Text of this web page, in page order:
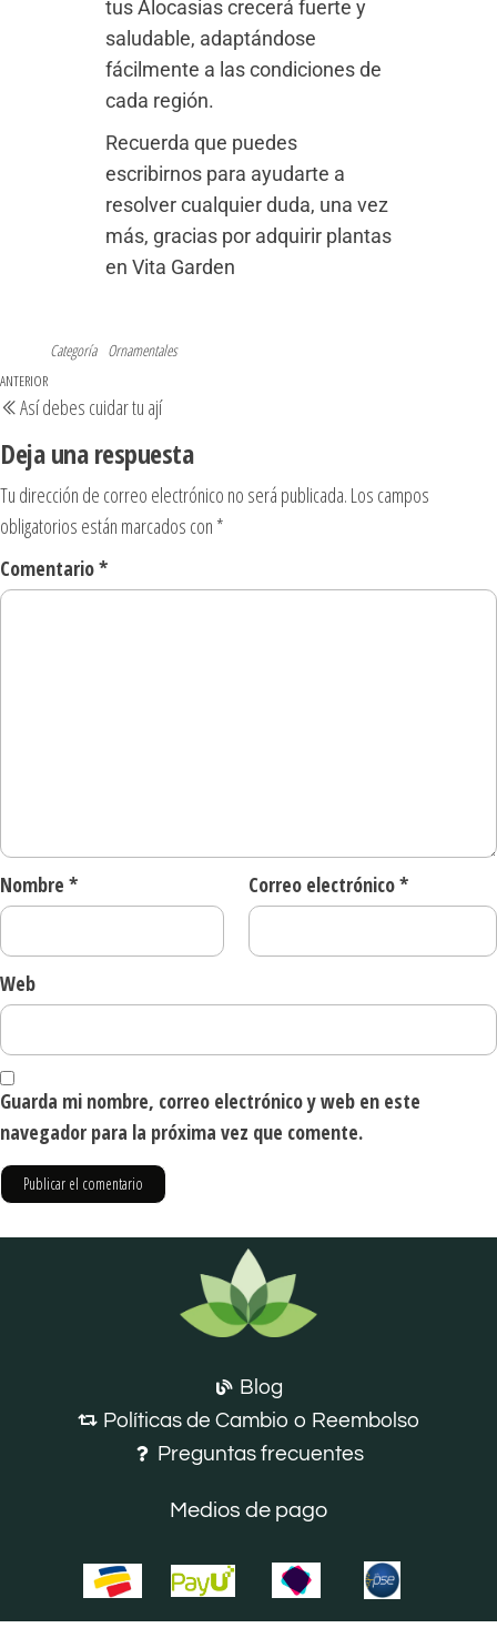
tus Alocasias crecerá fuerte y
saludable, adaptándose
fácilmente a las condiciones de
cada región.
Recuerda que puedes
escribirnos para ayudarte a
resolver cualquier duda, una vez
más, gracias por adquirir plantas
en Vita Garden
Categoría Ornamentales
ANTERIOR
Así debes cuidar tu ají
Deja una respuesta
Tu dirección de correo electrónico no será publicada. Los campos
obligatorios están marcados con *
Comentario*
Nombre * Correo electrónico*
Web
Guarda mi nombre, correo electrónico y web en este
navegador para la próxima vez que comente.
Blog
Políticas de Cambio o Reembolso
Preguntas frecuentes
Medios de pago